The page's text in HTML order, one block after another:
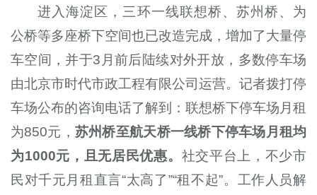
进入海淀区，三环一线联想桥、苏州桥、为
公桥等多座桥下空间也已改造完成，增加了大量停
车空间，并于3月前后陆续对外开放，多数停车场
由北京市时代市政工程有限公司运营。记者拨打停
车场公布的咨询电话了解到：联想桥下停车场月租
为850元， 苏州桥至航天桥一线桥下停车场月租均
为1000元，且无居民优惠。 社交平台上，不少市
民对千元月租直言“太高了”“租不起”。工作人员解